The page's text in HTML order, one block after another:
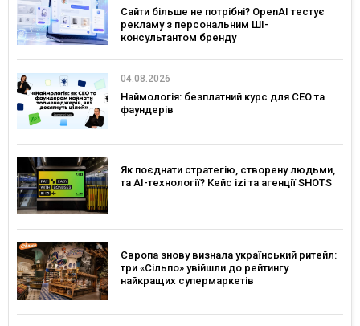
Сайти більше не потрібні? OpenAI тестує
рекламу з персональним ШІ-
консультантом бренду
04.08.2026
Наймологія: безплатний курс для CEO та
фаундерів
Як поєднати стратегію, створену людьми,
та AI-технології? Кейс izi та агенції SHOTS
Європа знову визнала український ритейл:
три «Сільпо» увійшли до рейтингу
найкращих супермаркетів